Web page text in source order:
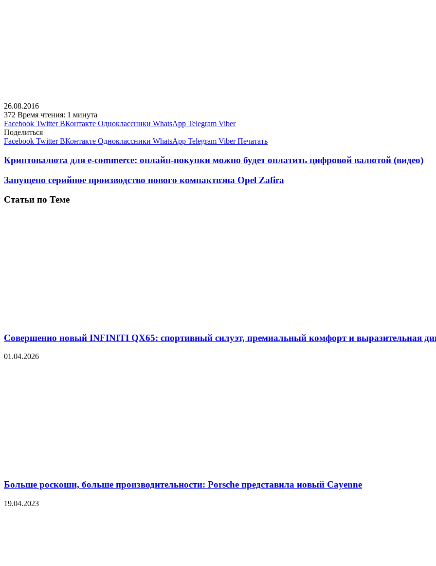
26.08.2016
372 Время чтения: 1 минута
Facebook Twitter ВКонтакте Одноклассники WhatsApp Telegram Viber
Поделиться
Facebook Twitter ВКонтакте Одноклассники WhatsApp Telegram Viber Печатать
Криптовалюта для e-commerce: онлайн-покупки можно будет оплатить цифровой валютой (видео)
Запущено серийное производство нового компактвэна Opel Zafira
Статьи по Теме
Совершенно новый INFINITI QX65: спортивный силуэт, премиальный комфорт и выразительная
01.04.2026
Больше роскоши, больше производительности: Porsche представила новый Cayenne
19.04.2023